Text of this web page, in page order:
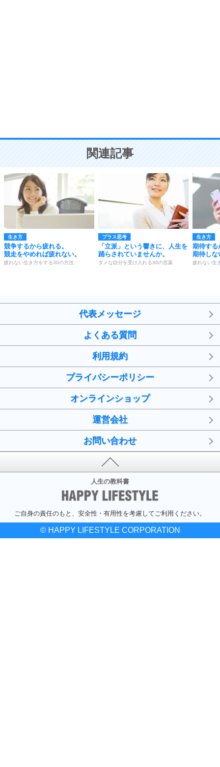
ことが大切。
関連記事
生き方
競争するから疲れる。
競走をやめれば疲れない。
疲れない生き方をする30の方法
プラス思考
「立派」という響きに、人生を
踊らされていませんか。
ダメな自分を受け入れる30の言葉
生き方
期待する
期待しな
疲れない生
代表メッセージ
よくある質問
利用規約
プライバシーポリシー
オンラインショップ
運営会社
お問い合わせ
人生の教科書
ご自身の責任のもと、安全性・有用性を考慮してご利用ください。
© HAPPY LIFESTYLE CORPORATION